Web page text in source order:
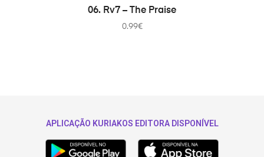
ADICIONAR
06. Rv7 – The Praise
0.99€
APLICAÇÃO KURIAKOS EDITORA DISPONÍVEL